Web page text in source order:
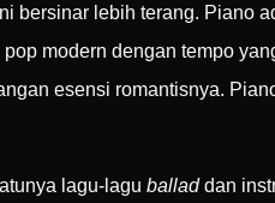
bersinar lebih terang. Piano
modern dengan tempo
esensi romantisnya.
lagu-lagu balladdan